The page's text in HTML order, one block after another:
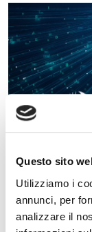
Questo sito
Utilizziamo i
annunci, per
analizzare il
INNOVAZIONE